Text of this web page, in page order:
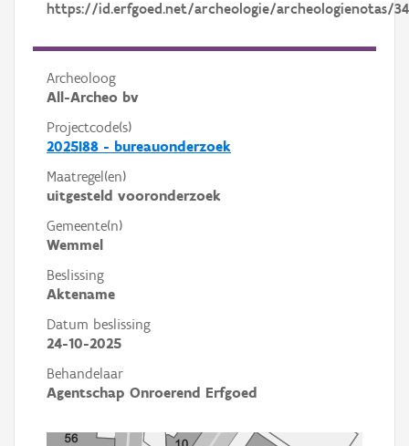
https://id.erfgoed.net/archeologie/archeologienotas/
Archeoloog
All-Archeo bv
Projectcode(s)
2025I88 - bureauonderzoek
Maatregel(en)
uitgesteld vooronderzoek
Gemeente(n)
Wemmel
Beslissing
Aktename
Datum beslissing
24-10-2025
Behandelaar
Agentschap Onroerend Erfgoed